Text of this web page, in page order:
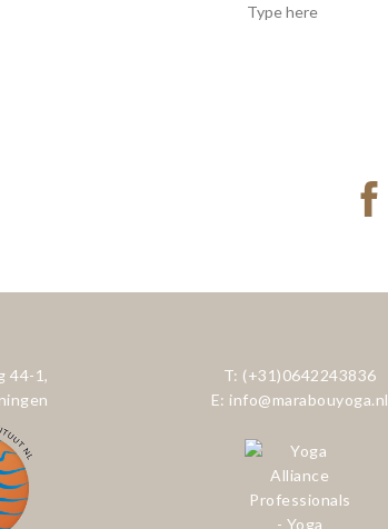
44-1,
T: (+31)0642243836
E: info@marabouyoga.nl